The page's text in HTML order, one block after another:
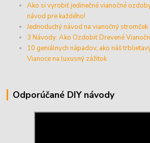
Ako si vyrobiť jedinečné vianočné
návod pre každého!
Jednoduchý návod na vianočný
3 Návody: Ako Ozdobiť Drevené
10 geniálnych nápadov, ako náš
Vianoce na luxusný zážitok
Odporúčané DIY návody